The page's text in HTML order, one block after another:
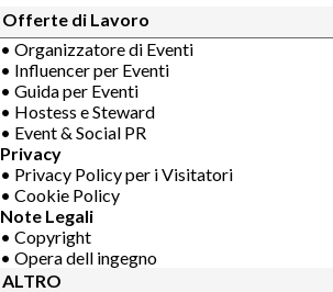
Offerte di Lavoro
• Organizzatore di Eventi
• Influencer per Eventi
• Guida per Eventi
• Hostess e Steward
• Event & Social PR
Privacy
• Privacy Policy per i Visitatori
• Cookie Policy
Note Legali
• Copyright
• Opera dell ingegno
ALTRO